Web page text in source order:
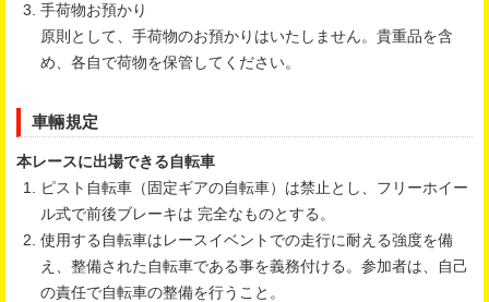
手荷物お預かり
原則として、手荷物のお預かりはいたしません。貴重品を含
め、各自で荷物を保管してください。
車輛規定
本レースに出場できる自転車
ピスト自転車（固定ギアの自転車）は禁止とし、フリーホイー
ル式で前後ブレーキは 完全なものとする。
使用する自転車はレースイベントでの走行に耐える強度を備
え、整備された自転車である事を義務付ける。参加者は、自己
の責任で自転車の整備を行うこと。